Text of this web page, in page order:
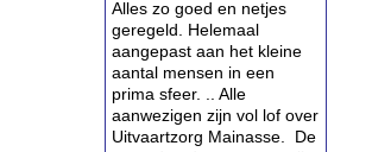
Alles zo goed en netjes
geregeld. Helemaal
aangepast aan het kleine
aantal mensen in een
prima sfeer. .. Alle
aanwezigen zijn vol lof over
Uitvaartzorg Mainasse. De